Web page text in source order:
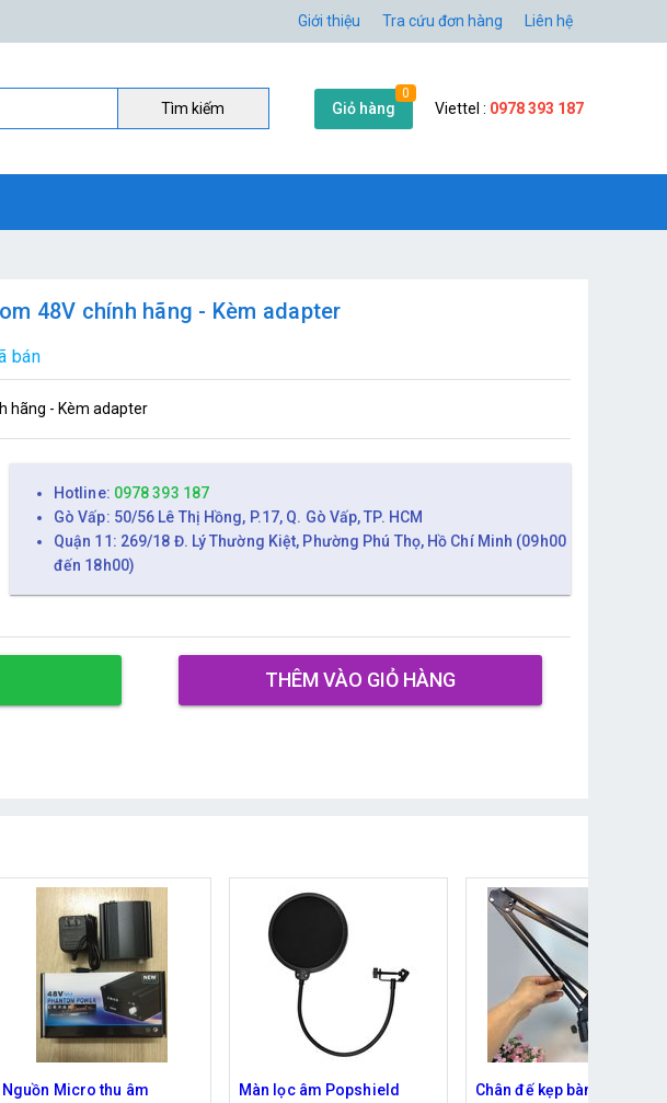
Giới thiệu Tra cứu đơn hàng Liên hệ
Tìm kiếm Giỏ hàng
0
Viettel : 0978 393 187
48V chính hãng - Kèm adapter
bán
hãng - Kèm adapter
Hotline: 0978 393 187
Gò Vấp: 50/56 Lê Thị Hồng, P.17, Q. Gò Vấp, TP. HCM
Quận 11: 269/18 Đ. Lý Thường Kiệt, Phường Phú Thọ, Hồ Chí Minh (09h00
đến 18h00)
THÊM VÀO GIỎ HÀNG
Màn lọc âm Popshield
Chân đế kẹp bàn gắn mic
Dây livestream 6.5 Ra 3.5